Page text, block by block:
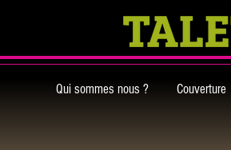
Qui sommes nous ? Couverture